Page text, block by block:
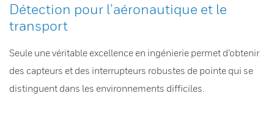
Détection pour l’aéronautique et le
transport
Seule une véritable excellence en ingénierie permet d’obtenir
des capteurs et des interrupteurs robustes de pointe qui se
distinguent dans les environnements difficiles.